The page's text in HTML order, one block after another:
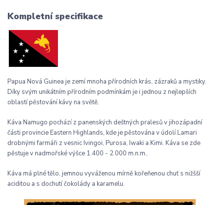
Kompletní specifikace
Papua Nová Guinea je zemí mnoha přírodních krás, zázraků a mystiky.
Díky svým unikátním přírodním podmínkám je i jednou z nejlepších
oblastí pěstování kávy na světě.
Káva Namugo pochází z panenských deštných pralesů v jihozápadní
části provincie Eastern Highlands, kde je pěstována v údolí Lamari
drobnými farmáři z vesnic Ivingoi, Purosa, Iwaki a Kimi. Káva se zde
pěstuje v nadmořské výšce 1.400 - 2.000 m.n.m..
Káva má plné tělo, jemnou vyváženou mírně kořeňenou chuť s nižšší
aciditou a s dochutí čokolády a karamelu.